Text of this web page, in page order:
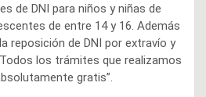
de DNI para niños y niñas de
de entre 14 y 16. Además
reposición de DNI por extravío y
los trámites que realizamos
gratis”.